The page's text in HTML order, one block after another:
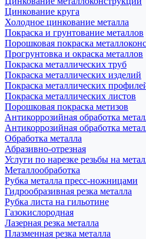
Цинкование круга
Холодное цинкование металла
Покраска и грунтование металлов
Порошковая покраска
Прогрунтовка и окраска металлов
Покраска металлических труб
Покраска металлических изделий
Покраска металлических
Покраска металлических листов
Порошковая покраска метизов
Антикоррозийная обработка
Антикоррозийная обработка
Обработка металла
Абразивно-отрезная
Услуги по нарезке резьбы на
Металлообработка
Рубка металла пресс-ножницами
Гидрообразивная резка металла
Рубка листа на гильотине
Газокислородная
Лазерная резка металла
Плазменная резка металла